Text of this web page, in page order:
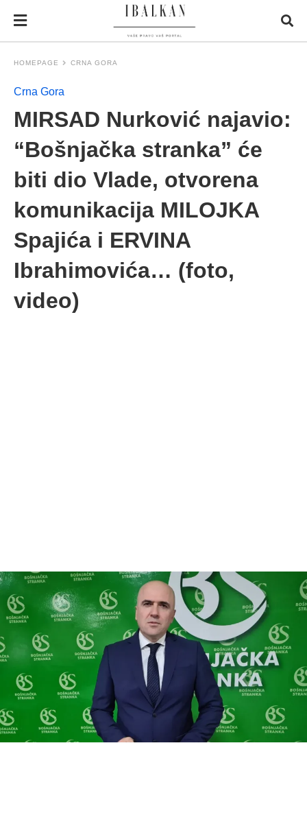
HOMEPAGE CRNA GORA
Crna Gora
MIRSAD Nurković najavio:
“Bošnjačka stranka” će
biti dio Vlade, otvorena
komunikacija MILOJKA
Spajića i ERVINA
Ibrahimovića… (foto,
video)